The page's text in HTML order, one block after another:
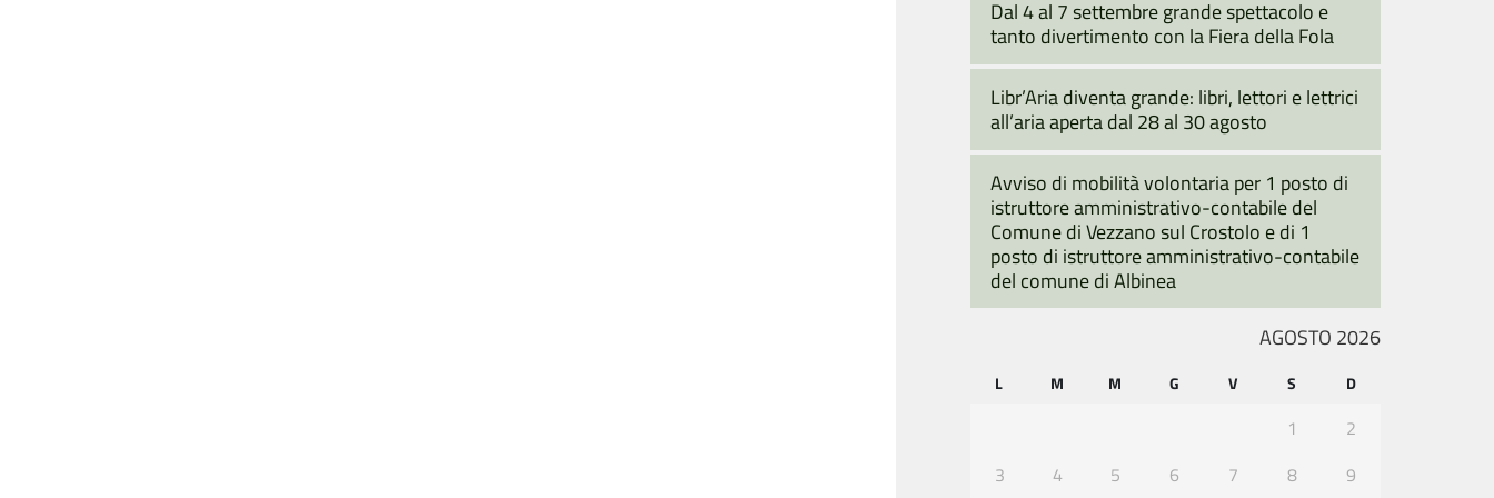
Dal 4 al 7 settembre grande spettacolo e
tanto divertimento con la Fiera della Fola
Libr’Aria diventa grande: libri, lettori e lettrici
all’aria aperta dal 28 al 30 agosto
Avviso di mobilità volontaria per 1 posto di
istruttore amministrativo-contabile del
Comune di Vezzano sul Crostolo e di 1
posto di istruttore amministrativo-contabile
del comune di Albinea
AGOSTO 2026
L M M G V S D
1
2
3
4 5 6 7 8
9